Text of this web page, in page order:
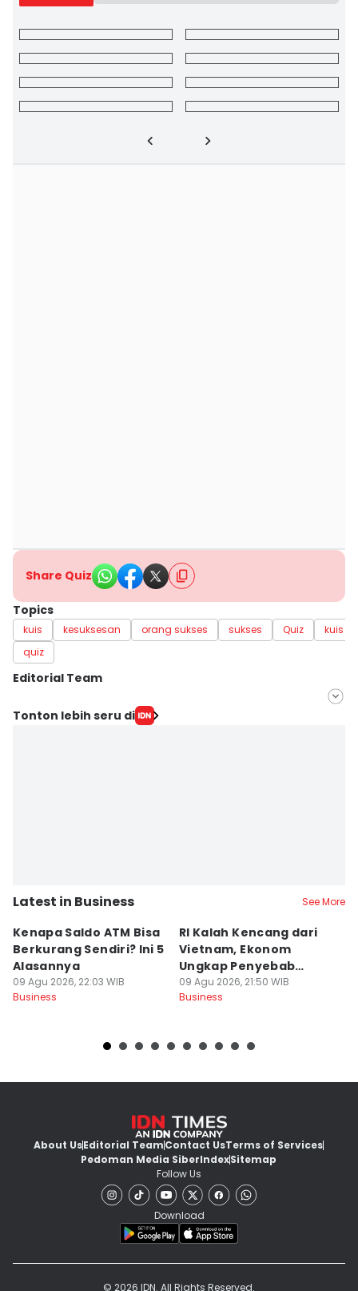
Share Quiz
Topics
kuis kesuksesan orang sukses sukses Quiz
kuis
quiz
Editorial Team
Editor
Tonton lebih seru di
Latest in Business See More
Kenapa Saldo ATM Bisa
Berkurang Sendiri? Ini 5
Alasannya
09 Agu 2026, 22:03 WIB
Business
RI Kalah Kencang dari
Vietnam, Ekonom
Ungkap Penyebab
Utama
09 Agu 2026, 21:50 WIB
Business
About UsEditorial TeamContact UsTerms of Services
Pedoman Media SiberIndexSitemap
Follow Us
Download
© 2026 IDN. All Rights Reserved.